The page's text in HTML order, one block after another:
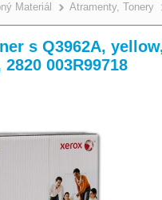
Materiál >
Atramenty, Tonery
s Q3962A,
003R99718